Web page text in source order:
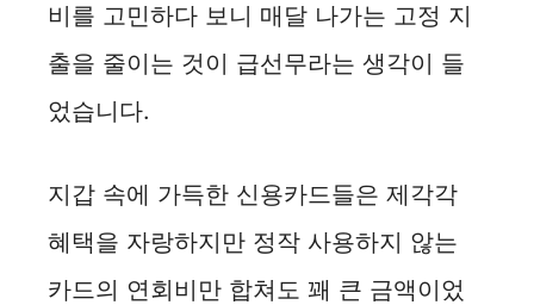
비를 고민하다 보니 매달 나가는 고정 지
출을 줄이는 것이 급선무라는 생각이 들
었습니다.
지갑 속에 가득한 신용카드들은 제각각
혜택을 자랑하지만 정작 사용하지 않는
카드의 연회비만 합쳐도 꽤 큰 금액이었